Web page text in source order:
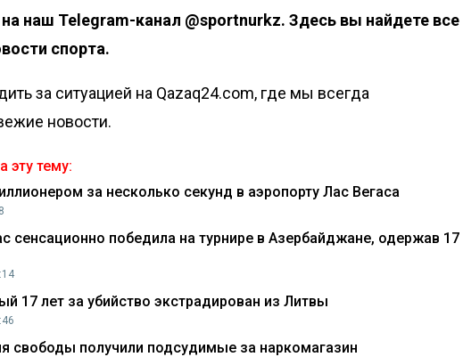
наш Telegram-канал @sportnurkz. Здесь вы найдете все
спорта.
за ситуацией на Qazaq24.com, где мы всегда
новости.
эту тему:
за несколько секунд в аэропорту Лас Вегаса
сенсационно победила на турнире в Азербайджане, одержав 17
17 лет за убийство экстрадирован из Литвы
свободы получили подсудимые за наркомагазин